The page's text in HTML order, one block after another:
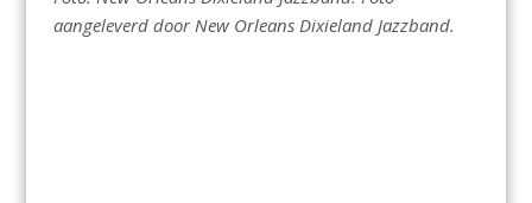
aangeleverd door New Orleans Dixieland Jazzband.